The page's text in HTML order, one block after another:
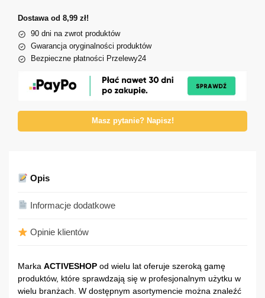
Dostawa od 8,99 zł!
90 dni na zwrot produktów
Gwarancja oryginalności produktów
Bezpieczne płatności Przelewy24
Masz pytanie? Napisz!
Opis
Informacje dodatkowe
Opinie klientów
Marka ACTIVESHOP od wielu lat oferuje szeroką gamę
produktów, które sprawdzają się w profesjonalnym użytku w
wielu branżach. W dostępnym asortymencie można znaleźć